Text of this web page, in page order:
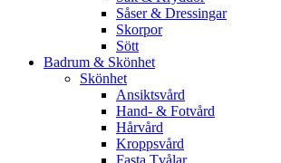
Såser & Dressingar
Skorpor
Sött
Badrum & Skönhet
Skönhet
Ansiktsvård
Hand- & Fotvård
Hårvård
Kroppsvård
Fasta Tvålar